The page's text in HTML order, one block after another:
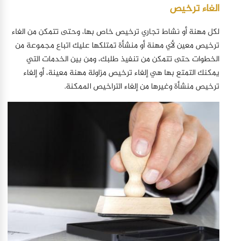
الغاء ترخيص
لكل مهنة أو نشاط تجاري ترخيص خاص بها، وحتى تتمكن من الغاء
ترخيص معين لأي مهنة أو منشأة تمتلكها عليك اتباع مجموعة من
الخطوات حتى تتمكن من تنفيذ طلبك، ومن بين الخدمات التي
يمكنك التمتع بها هي إلغاء ترخيص مزاولة مهنة معينة، أو إلغاء
ترخيص منشأة وغيرها من إلغاء التراخيص الممكنة.